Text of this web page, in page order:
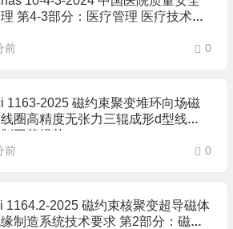
第4-3部分：医疗管理 医疗技术管
前 0
1163-2025 磁约束聚变堆环向场磁
圈高精度无张力三辊成形d型线圈
工艺规范
前 0
1164.2-2025 磁约束核聚变超导磁体
制造系统技术要求 第2部分：磁约